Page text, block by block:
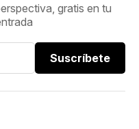
gratis en tu
Suscríbete